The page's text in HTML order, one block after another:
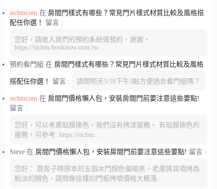
sicbmcom 在 房間門樣式有哪些？常見門片樣式材質比較及風格搭
配任你選！
留言 :
您好，請進入我們的預約系統做預約，謝謝。
https://sicbm.booknow.com.tw…
預約看門組 在 房間門樣式有哪些？常見門片樣式材質比較及風格
搭配任你選！ 留言 : 請問明天5/18下午3點方便過去看門組嗎？
sicbmcom 在 房間門價格懶人包，安裝房間門前要注意這些要點!
留言 :
您好，可以考慮貼膜換色。我們沒有烤漆服務。 有貼膜換色的
服務，可參考: https://sicbm…
Steve 在 房間門價格懶人包，安裝房間門前要注意這些要點! 留言 :
您好： 買房子時原本的五個木門顏色偏暗黑，老慮將其噴烤為
較淡的顏色，請問像這樣的門板烤噴價格大概落…